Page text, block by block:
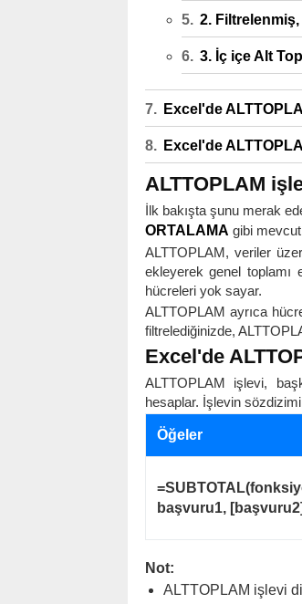
2.
3. İç içe Alt
Excel'de
Excel'de
ALTTOPLAM
İlk bakışta şunu merak
ORTALAMA gibi
ALTTOPLAM, veriler
ekleyerek genel toplamı
hücreleri yok sayar.
ALTTOPLAM ayrıca
filtrelediğinizde,
Excel'de
ALTTOPLAM işlevi,
hesaplar. İşlevin
Öğeler
başvuru1,
Not:
ALTTOPLAM işlevi